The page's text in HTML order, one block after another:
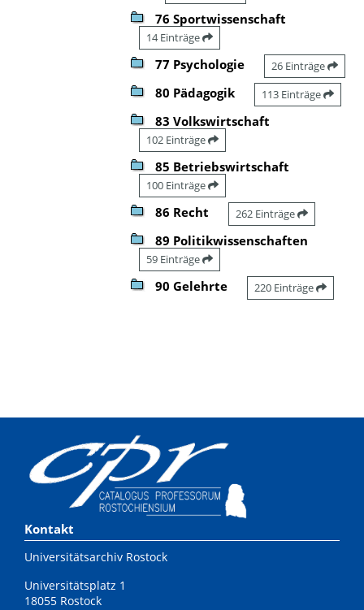
76 Sportwissenschaft
14 Einträge
77 Psychologie 26 Einträge
80 Pädagogik 113 Einträge
83 Volkswirtschaft
102 Einträge
85 Betriebswirtschaft
100 Einträge
86 Recht 262 Einträge
89 Politikwissenschaften
59 Einträge
90 Gelehrte 220 Einträge
Kontakt
Universitätsarchiv Rostock
Universitätsplatz 1
18055 Rostock